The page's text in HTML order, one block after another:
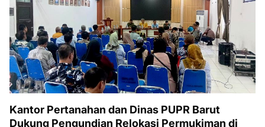
Kantor Pertanahan dan Dinas PUPR Barut
Dukung Pengundian Relokasi Permukiman di